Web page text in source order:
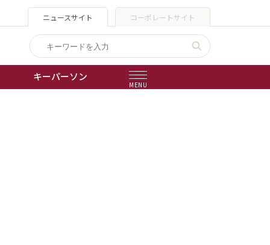
ニュースサイト コーポレートサイト
キーパーソン
MENU